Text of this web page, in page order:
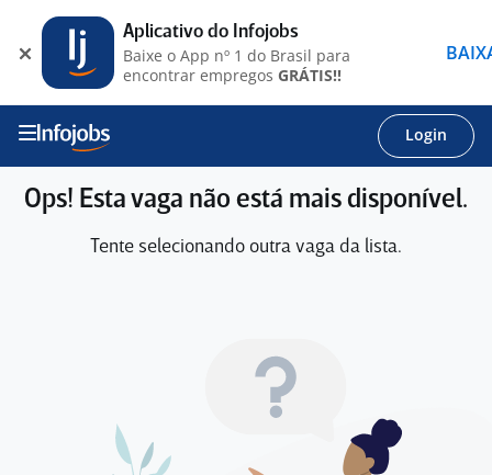
Login
Ops! Esta vaga não está mais disponível.
Tente selecionando outra vaga da lista.
Aplicativo do Infojobs
Baixe o App nº 1 do Brasil para
encontrar empregos GRÁTIS!!